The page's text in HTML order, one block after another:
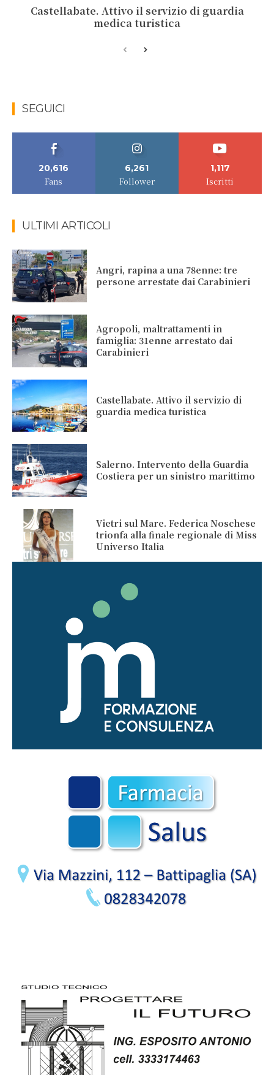
Castellabate. Attivo il servizio di guardia
medica turistica
SEGUICI
20,616
Fans
6,261
Follower
1,117
Iscritti
ULTIMI ARTICOLI
Angri, rapina a una 78enne: tre
persone arrestate dai Carabinieri
Agropoli, maltrattamenti in
famiglia: 31enne arrestato dai
Carabinieri
Castellabate. Attivo il servizio di
guardia medica turistica
Salerno. Intervento della Guardia
Costiera per un sinistro marittimo
Vietri sul Mare. Federica Noschese
trionfa alla finale regionale di Miss
Universo Italia